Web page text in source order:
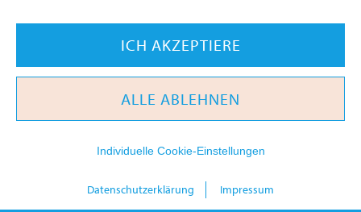
ICH AKZEPTIERE
ALLE ABLEHNEN
Individuelle Cookie-Einstellungen
Datenschutzerklärung Impressum